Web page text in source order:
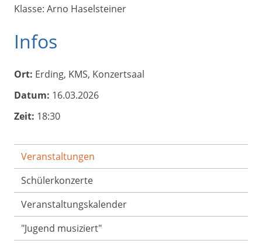
Veranstaltungen
Schülerkonzerte
Veranstaltungs­kalender
"Jugend musiziert"
Klasse: Arno Haselsteiner
Infos
Ort: Erding, KMS, Konzertsaal
Datum: 16.03.2026
Zeit: 18:30